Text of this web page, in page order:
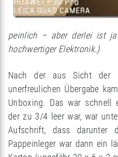
peinlich – aber derlei ist
hochwertiger Elektronik.)
Nach der aus Sicht der
unerfreulichen Übergabe
Unboxing. Das war schnell
der zu 3/4 leer war, war
Aufschrift, dass darunter
Pappeinleger war dann ein